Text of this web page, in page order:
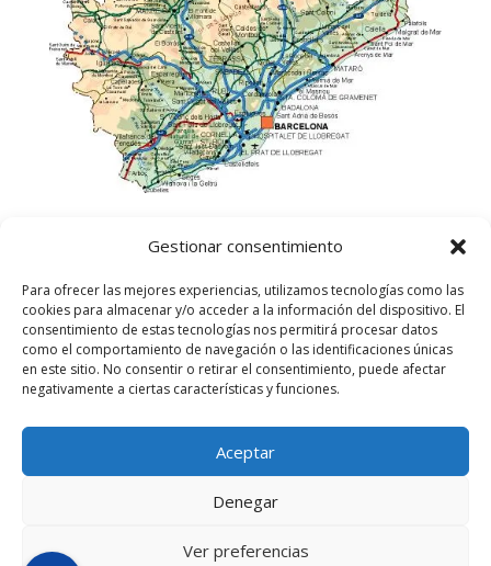
Gestionar consentimiento
Para ofrecer las mejores experiencias, utilizamos tecnologías como las
cookies para almacenar y/o acceder a la información del dispositivo. El
consentimiento de estas tecnologías nos permitirá procesar datos
como el comportamiento de navegación o las identificaciones únicas
en este sitio. No consentir o retirar el consentimiento, puede afectar
negativamente a ciertas características y funciones.
Aceptar
Denegar
Ver preferencias
Lampista Barcelona. Todos los derechos
reservados.
Política de privacidad